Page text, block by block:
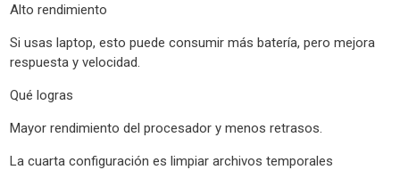
Alto rendimiento
Si usas laptop, esto puede consumir más batería, pero mejora
respuesta y velocidad.
Qué logras
Mayor rendimiento del procesador y menos retrasos.
La cuarta configuración es limpiar archivos temporales